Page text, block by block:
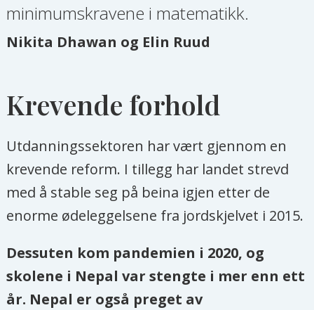
minimumskravene i matematikk.
Nikita Dhawan og Elin Ruud
Krevende forhold
Utdanningssektoren har vært gjennom en
krevende reform. I tillegg har landet strevd
med å stable seg på beina igjen etter de
enorme ødeleggelsene fra jordskjelvet i 2015.
Dessuten kom pandemien i 2020, og
skolene i Nepal var stengte i mer enn ett
år. Nepal er også preget av